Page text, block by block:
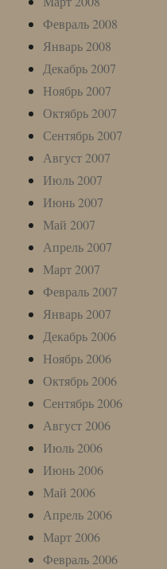
Февраль 2008
Январь 2008
Декабрь 2007
Ноябрь 2007
Октябрь 2007
Сентябрь 2007
Август 2007
Июль 2007
Июнь 2007
Май 2007
Апрель 2007
Март 2007
Февраль 2007
Январь 2007
Декабрь 2006
Ноябрь 2006
Октябрь 2006
Сентябрь 2006
Август 2006
Июль 2006
Июнь 2006
Май 2006
Апрель 2006
Март 2006
Февраль 2006